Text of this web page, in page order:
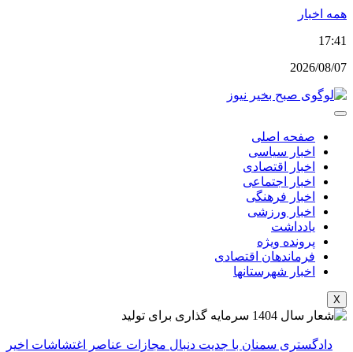
پرش
محتوا
همه اخبار
17:41
2026/08/07
صفحه اصلی
اخبار سیاسی
اخبار اقتصادی
اخبار اجتماعی
اخبار فرهنگی
اخبار ورزشی
یادداشت
پرونده ویژه
فرماندهان اقتصادی
اخبار شهرستانها
X
دادگستری سمنان با جدیت دنبال مجازات عناصر اغتشاشات اخیر